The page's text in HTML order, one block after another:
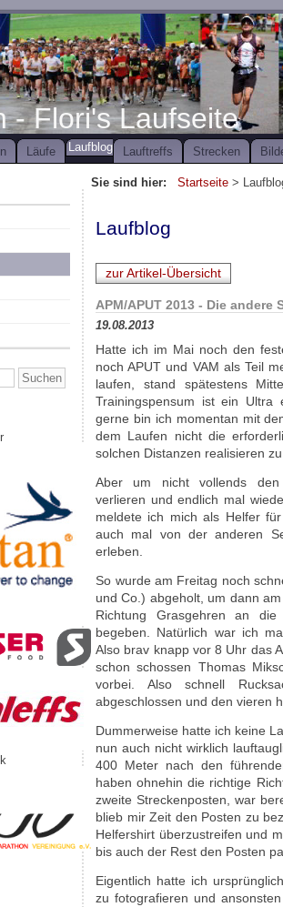
- Flori's Laufseite
Läufe Laufblog Lauftreffs Strecken
Sie sind hier:Startseite >
Laufblog
zur Artikel-Übersicht
APM/APUT 2013 - Die andere
19.08.2013
Hatte ich im Mai noch den
noch APUT und VAM als Teil
laufen, stand spätestens
Trainingspensum ist ein
gerne bin ich momentan mit
dem Laufen nicht die
solchen Distanzen realisieren
Aber um nicht vollends
verlieren und endlich mal
meldete ich mich als Helfer
auch mal von der anderen
erleben.
So wurde am Freitag noch
und Co.) abgeholt, um dann
Richtung Grasgehren an
begeben. Natürlich war ich
Also brav knapp vor 8 Uhr das
schon schossen Thomas
vorbei. Also schnell
abgeschlossen und den vieren
Dummerweise hatte ich keine
nun auch nicht wirklich
400 Meter nach den
haben ohnehin die richtige
zweite Streckenposten, war
blieb mir Zeit den Posten zu
Helfershirt überzustreifen und
bis auch der Rest den Posten
Eigentlich hatte ich
zu fotografieren und